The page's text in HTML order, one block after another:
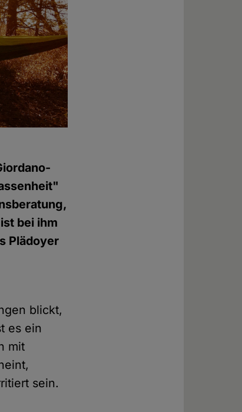
bei ihm
Plädoyer
blickt,
es ein
mit
sein.